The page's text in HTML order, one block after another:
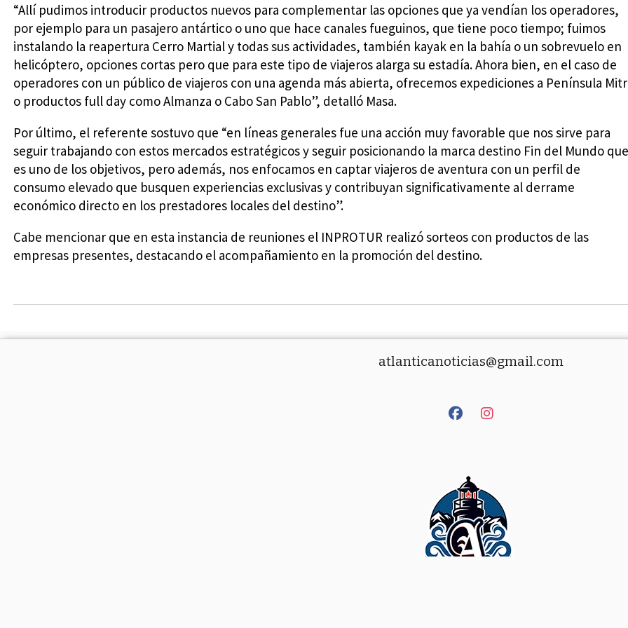
“Allí pudimos introducir productos nuevos para complementar las opciones que ya vendían los operadores,
por ejemplo para un pasajero antártico o uno que hace canales fueguinos, que tiene poco tiempo; fuimos
instalando la reapertura Cerro Martial y todas sus actividades, también kayak en la bahía o un sobrevuelo en
helicóptero, opciones cortas pero que para este tipo de viajeros alarga su estadía. Ahora bien, en el caso de
operadores con un público de viajeros con una agenda más abierta, ofrecemos expediciones a Península
o productos full day como Almanza o Cabo San Pablo”, detalló Masa.
Por último, el referente sostuvo que “en líneas generales fue una acción muy favorable que nos sirve para
seguir trabajando con estos mercados estratégicos y seguir posicionando la marca destino Fin del Mundo que
es uno de los objetivos, pero además, nos enfocamos en captar viajeros de aventura con un perfil de
consumo elevado que busquen experiencias exclusivas y contribuyan significativamente al derrame
económico directo en los prestadores locales del destino”.
Cabe mencionar que en esta instancia de reuniones el INPROTUR realizó sorteos con productos de las
empresas presentes, destacando el acompañamiento en la promoción del destino.
atlanticanoticias@gmail.com